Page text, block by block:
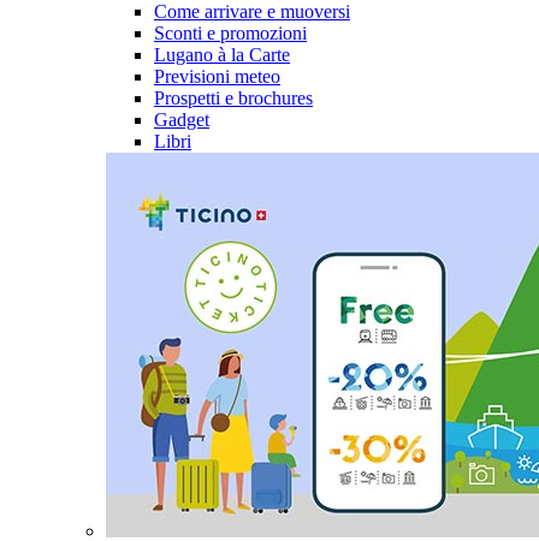
Come arrivare e muoversi
Sconti e promozioni
Lugano à la Carte
Previsioni meteo
Prospetti e brochures
Gadget
Libri